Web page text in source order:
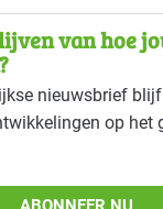
van hoe
nieuwsbrief
op het